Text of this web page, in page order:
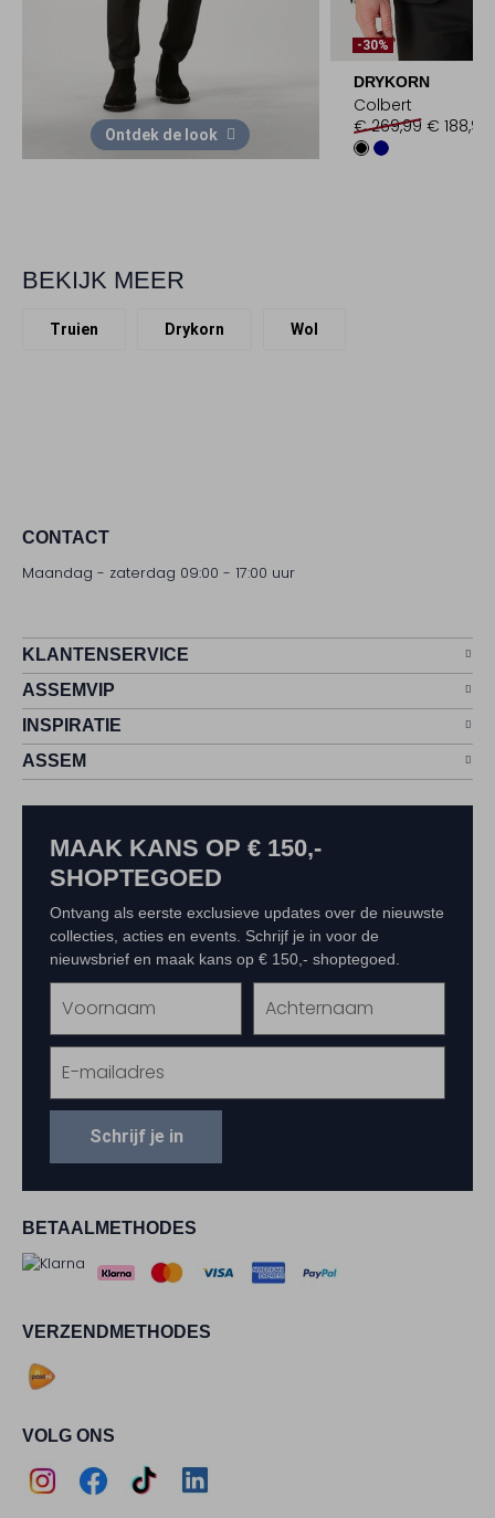
Ontdek de look
-30%
DRYKORN
Colbert
€ 269,99 € 188,99
BEKIJK MEER
Truien Drykorn Wol
CONTACT
Maandag - zaterdag 09:00 - 17:00 uur
KLANTENSERVICE
ASSEMVIP
INSPIRATIE
ASSEM
BETAALMETHODES
VERZENDMETHODES
VOLG ONS
MAAK KANS OP € 150,-
SHOPTEGOED
Ontvang als eerste exclusieve updates over de nieuwste
collecties, acties en events. Schrijf je in voor de
nieuwsbrief en maak kans op € 150,- shoptegoed.
Schrijf je in